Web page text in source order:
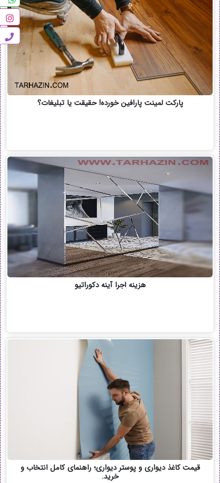
پارکت لمینت پارافین خورده! حقیقت یا تبلیغات؟
هزینه اجرا آینه دکوراتیو
قیمت کاغذ دیواری و پوستر دیواری؛ راهنمای کامل انتخاب و
خرید.